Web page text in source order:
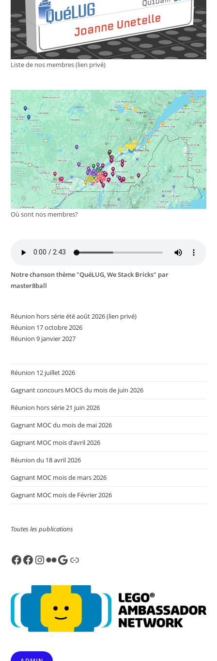
Liste de nos membres (lien privé)
Où sont nos membres?
Notre chanson thème "QuéLUG, We Stack Bricks" par
master8ball
Réunion hors série été août 2026 (lien privé)
Réunion 17 octobre 2026
Réunion 9 janvier 2027
Réunion 12 juillet 2026
Gagnant concours MOCS du mois de juin 2026
Réunion hors série 21 juin 2026
Gagnant MOC du mois de mai 2026
Gagnant MOC mois d’avril 2026
Réunion du 18 avril 2026
Gagnant MOC mois de mars 2026
Gagnant MOC mois de Février 2026
Toutes les publications
Facebook
Facebook
Instagram
FlickrGoogle
Link